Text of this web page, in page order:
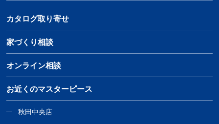
カタログ取り寄せ
家づくり相談
オンライン相談
お近くのマスターピース
秋田中央店